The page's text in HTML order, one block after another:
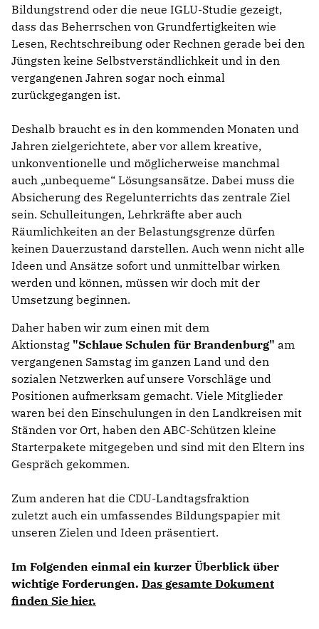
Bildungstrend oder die neue IGLU-Studie gezeigt,
dass das Beherrschen von Grundfertigkeiten wie
Lesen, Rechtschreibung oder Rechnen gerade bei den
Jüngsten keine Selbstverständlichkeit und in den
vergangenen Jahren sogar noch einmal
zurückgegangen ist.
Deshalb braucht es in den kommenden Monaten und
Jahren zielgerichtete, aber vor allem kreative,
unkonventionelle und möglicherweise manchmal
auch „unbequeme“ Lösungsansätze. Dabei muss die
Absicherung des Regelunterrichts das zentrale Ziel
sein. Schulleitungen, Lehrkräfte aber auch
Räumlichkeiten an der Belastungsgrenze dürfen
keinen Dauerzustand darstellen. Auch wenn nicht alle
Ideen und Ansätze sofort und unmittelbar wirken
werden und können, müssen wir doch mit der
Umsetzung beginnen.
Daher haben wir zum einen mit dem
Aktionstag "Schlaue Schulen für Brandenburg" am
vergangenen Samstag im ganzen Land und den
sozialen Netzwerken auf unsere Vorschläge und
Positionen aufmerksam gemacht. Viele Mitglieder
waren bei den Einschulungen in den Landkreisen mit
Ständen vor Ort, haben den ABC-Schützen kleine
Starterpakete mitgegeben und sind mit den Eltern ins
Gespräch gekommen.
Zum anderen hat die CDU-Landtagsfraktion
zuletzt auch ein umfassendes Bildungspapier mit
unseren Zielen und Ideen präsentiert.
Im Folgenden einmal ein kurzer Überblick über
wichtige Forderungen. Das gesamte Dokument
finden Sie hier.